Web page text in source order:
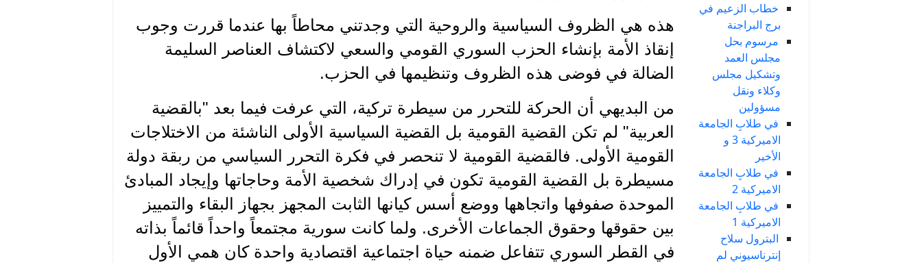
خطاب الزعيم في
برج البراجنة
مرسوم بحل
مجلس العمد
وتشكيل مجلس
وكلاء ونقل
مسؤولين
في طلابِ الجامعة
الاميركية 3 و
الأخير
في طلابِ الجامعة
الاميركية 2
في طلابِ الجامعة
الاميركية 1
البترول سلاح
إنترناسيوني لم
هذه هي الظروف السياسية والروحية التي وجدتني محاطاً بها عندما قررت وجوب
إنقاذ الأمة بإنشاء الحزب السوري القومي والسعي لاكتشاف العناصر السليمة
الضالة في فوضى هذه الظروف وتنظيمها في الحزب.
من البديهي أن الحركة للتحرر من سيطرة تركية، التي عرفت فيما بعد "بالقضية
العربية" لم تكن القضية القومية بل القضية السياسية الأولى الناشئة من الاختلاجات
القومية الأولى. فالقضية القومية لا تنحصر في فكرة التحرر السياسي من ربقة دولة
مسيطرة بل القضية القومية تكون في إدراك شخصية الأمة وحاجاتها وإيجاد المبادئ
الموحدة صفوفها واتجاهها ووضع أسس كيانها الثابت المجهز بجهاز البقاء والتمييز
بين حقوقها وحقوق الجماعات الأخرى. ولما كانت سورية مجتمعاً واحداً قائماً بذاته
في القطر السوري تتفاعل ضمنه حياة اجتماعية اقتصادية واحدة كان همي الأول